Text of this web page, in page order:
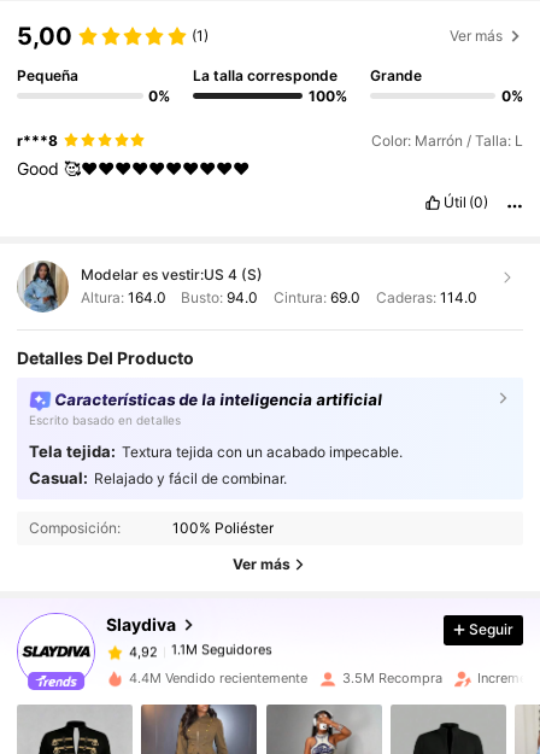
5,00 (1) Ver más
Pequeña
0%
La talla corresponde
100%
Grande
0%
r***8 Color: Marrón / Talla: L
Good🥰❤️❤️❤️❤️❤️❤️❤️❤️❤️❤️
Útil (0)
Modelar es vestir:US 4 (S)
Altura: 164.0 Busto:94.0 Cintura: 69.0 Caderas: 114.0
Detalles Del Producto
Características de la inteligencia artificial
Escrito basado en detalles
Tela tejida: Textura tejida con un acabado impecable.
Casual: Relajado y fácil de combinar.
Composición: 100% Poliéster
Ver más
Slaydiva
4,92 1.1M Seguidores
1.1M Seguidores
4,92
1.1M Seguidores
d***1 pagóHace 1 día
4,92 1.1M Seguidores
Seguir
4.4M Vendido recientemente 3.5M Recompra